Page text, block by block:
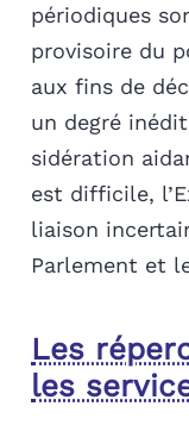
périodiques
provisoire du
aux fins de
un degré
sidération
est difficile,
liaison
Parlement et
Les
les